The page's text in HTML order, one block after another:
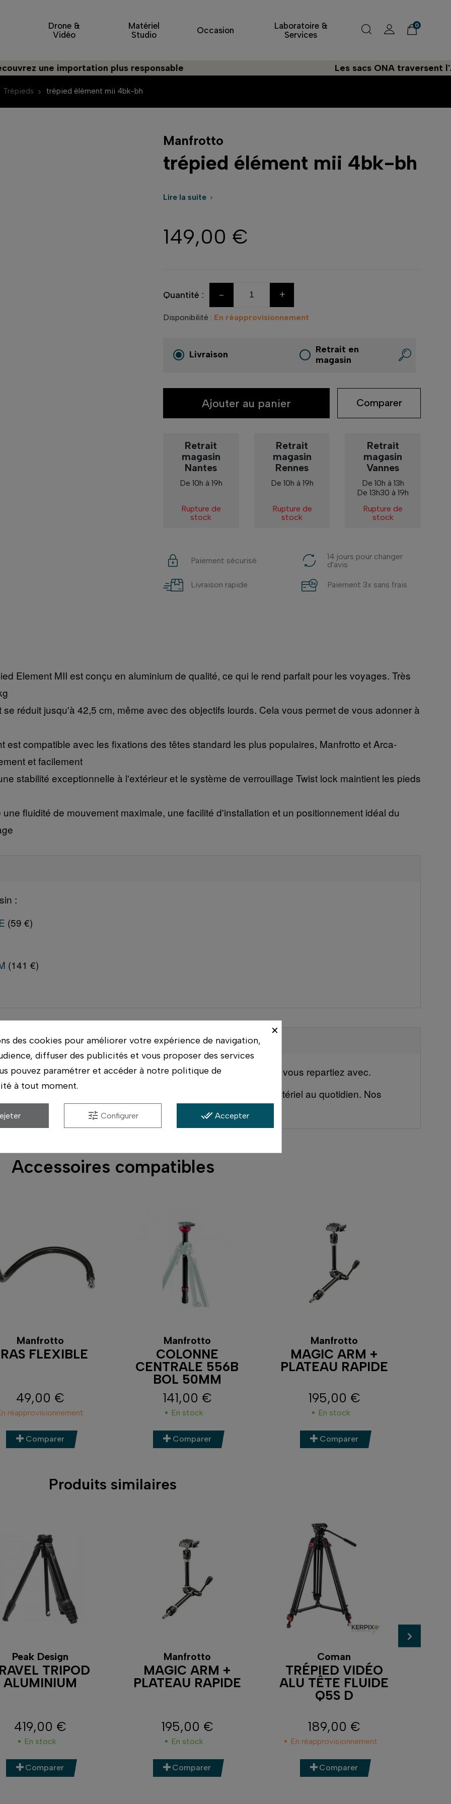
Drone &
Vidéo
Matériel
Studio
Occasion
Laboratoire &
Services
0
une importation plus responsable Les sacs ONA traversent
Trépieds trépied élément mii 4bk-bh
Manfrotto
trépied élément mii 4bk-bh
Lire la suite 
149,00 €
Quantité : - +
Disponibilité : En réapprovisionnement
Livraison
Retrait en
magasin
Ajouter au panier Comparer
Retrait
magasin
Nantes
De 10h à 19h
Rupture de
stock
Retrait
magasin
Rennes
De 10h à 19h
Rupture de
stock
Retrait
magasin
Vannes
De 10h à 13h
De 13h30 à 19h
Rupture de
stock
Paiement sécurisé
14 jours pour changer
d'avis
Livraison rapide Paiement 3x sans frais
Element MII est conçu en aluminium de qualité, ce qui le rend parfait pour les voyages. Très
réduit jusqu'à 42,5 cm, même avec des objectifs lourds. Cela vous permet de vous adonner à
est compatible avec les fixations des têtes standard les plus populaires, Manfrotto et Arca-
et facilement
stabilité exceptionnelle à l'extérieur et le système de verrouillage Twist lock maintient les pieds
fluidité de mouvement maximale, une facilité d'installation et un positionnement idéal du
:
(59 €)
(141 €)
votre boîtier pour vérifier la tenue et la hauteur avant que vous repartiez avec.
possible, et conseil par des photographes qui utilisent ce matériel au quotidien. Nos
Accessoires compatibles
Manfrotto
FLEXIBLE
Prix
49,00 €
réapprovisionnement
Comparer
Manfrotto
COLONNE
CENTRALE 556B
BOL 50MM
Prix
141,00 €
En stock
Comparer
Manfrotto
MAGIC ARM +
PLATEAU RAPIDE
Prix
195,00 €
En stock
Comparer
Produits similaires
Peak Design
TRIPOD
ALUMINIUM
Prix
419,00 €
En stock
Comparer
Manfrotto
MAGIC ARM +
PLATEAU RAPIDE
Prix
195,00 €
En stock
Comparer
Coman
TRÉPIED VIDÉO
ALU TÊTE FLUIDE
Q5S D
Prix
189,00 €
En réapprovisionnement
Comparer
×
des cookies pour améliorer votre expérience de navigation,
diffuser des publicités et vous proposer des services
pouvez paramétrer et accéder à notre politique de
à tout moment.
tune Configurer done_all Accepter